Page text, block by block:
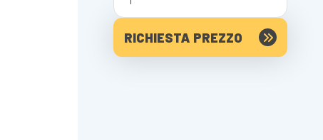
RICHIESTA PREZZO